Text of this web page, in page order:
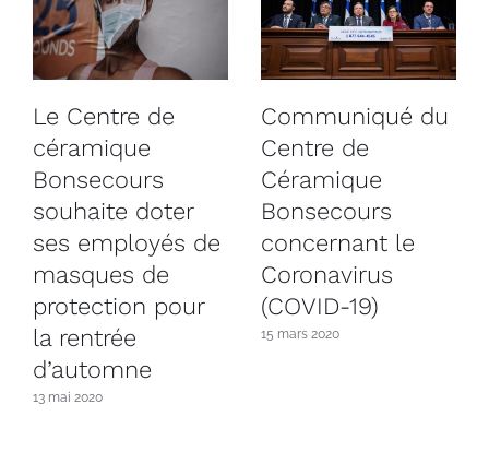
Le Centre de
céramique
Bonsecours
souhaite doter
ses employés de
masques de
protection pour
la rentrée
d’automne
13 mai 2020
Communiqué du
Centre de
Céramique
Bonsecours
concernant le
Coronavirus
(COVID-19)
15 mars 2020